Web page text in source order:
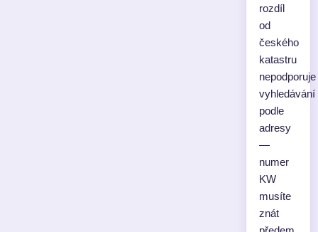
rozdíl
od
českého
katastru
nepodporuje
vyhledávání
podle
adresy
—
numer
KW
musíte
znát